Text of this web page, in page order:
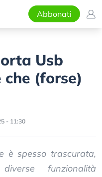
Abbonati
Usb
(forse)
- 11:30
è spesso trascurata,
funzionalità